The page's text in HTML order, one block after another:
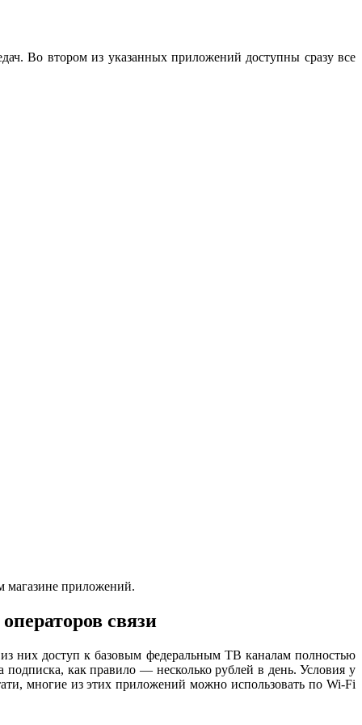
Во втором из указанных приложений доступны сразу все
магазине приложений.
связи
них доступ к базовым федеральным ТВ каналам полностью
как правило — несколько рублей в день. Условия у
многие из этих приложений можно использовать по Wi-Fi